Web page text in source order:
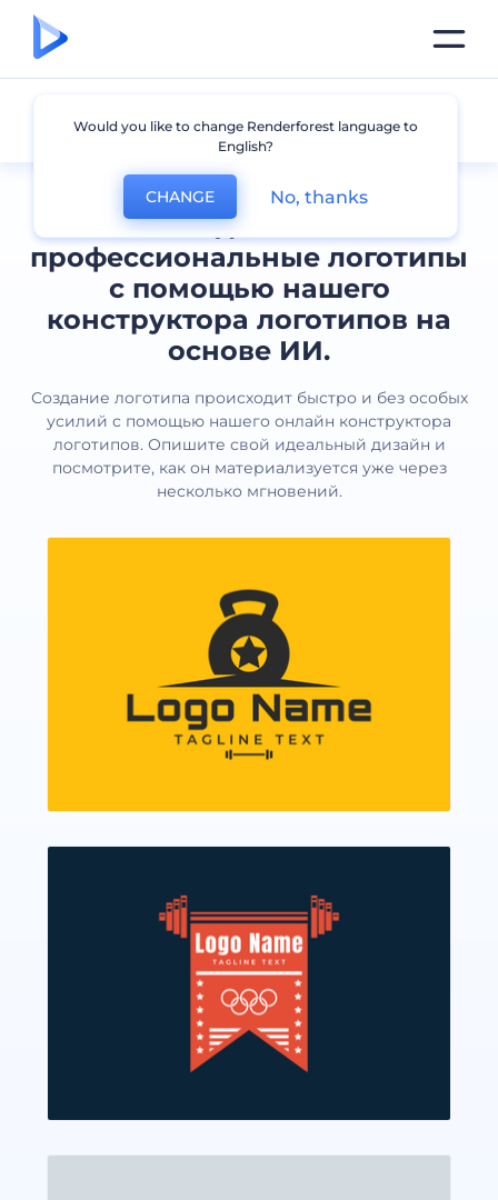
Создавайте
профессиональные логотипы
с помощью нашего
конструктора логотипов на
основе ИИ.
Создание логотипа происходит быстро и без особых
усилий с помощью нашего онлайн конструктора
логотипов. Опишите свой идеальный дизайн и
посмотрите, как он материализуется уже через
несколько мгновений.
Все логотипы
Would you like to change Renderforest language to
English?
CHANGE No, thanks